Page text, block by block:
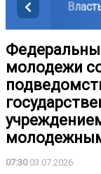
молодежи
07:3003.07.2026